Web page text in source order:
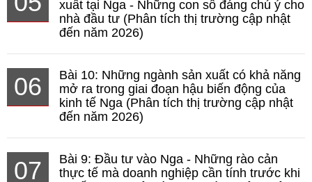
xuất tại Nga - Những con số đáng chú ý cho
nhà đầu tư (Phân tích thị trường cập nhật
đến năm 2026)
06
Bài 10: Những ngành sản xuất có khả năng
mở ra trong giai đoạn hậu biến động của
kinh tế Nga (Phân tích thị trường cập nhật
đến năm 2026)
07
Bài 9: Đầu tư vào Nga - Những rào cản
thực tế mà doanh nghiệp cần tính trước khi